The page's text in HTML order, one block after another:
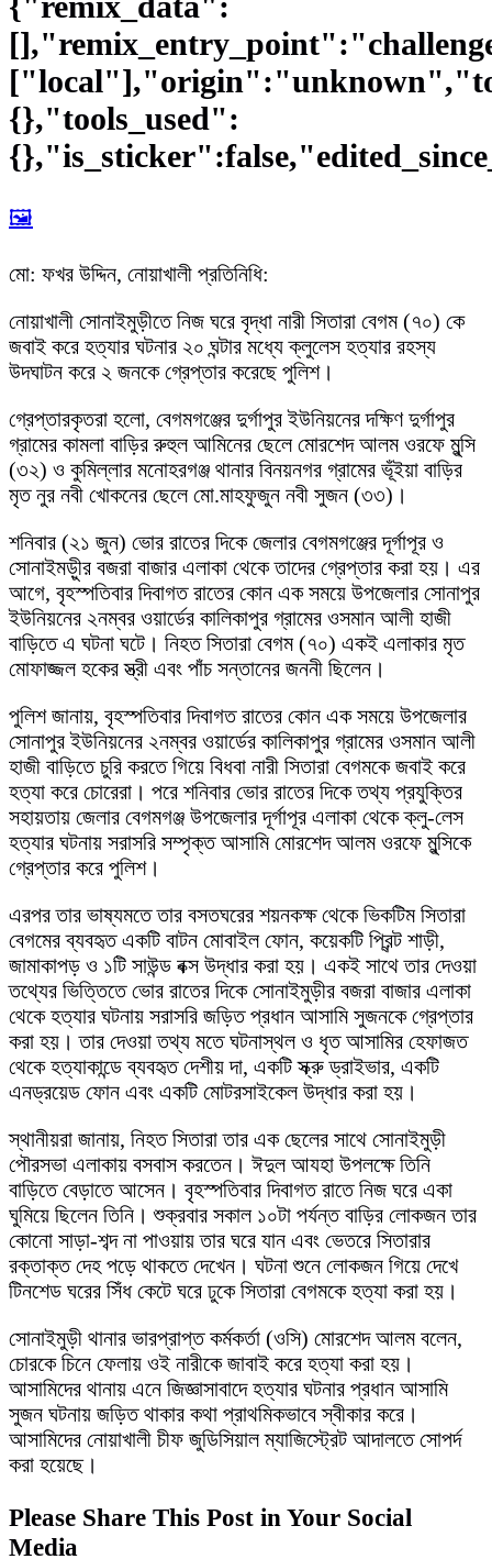
{},"tools_used":
🖼️
মো: ফখর উদ্দিন, নোয়াখালী প্রতিনিধি:
নোয়াখালী সোনাইমুড়ীতে নিজ ঘরে বৃদ্ধা নারী সিতারা বেগম (৭০) কে
জবাই করে হত্যার ঘটনার ২০ ঘন্টার মধ্যে ক্লুলেস হত্যার রহস্য
উদঘাটন করে ২ জনকে গ্রেপ্তার করেছে পুলিশ।
গ্রেপ্তারকৃতরা হলো, বেগমগঞ্জের দুর্গাপুর ইউনিয়নের দক্ষিণ দুর্গাপুর
গ্রামের কামলা বাড়ির রুহুল আমিনের ছেলে মোরশেদ আলম ওরফে মুন্সি
(৩২) ও কুমিল্লার মনোহরগঞ্জ থানার বিনয়নগর গ্রামের ভূঁইয়া বাড়ির
মৃত নুর নবী খোকনের ছেলে মো.মাহফুজুন নবী সুজন (৩৩)।
শনিবার (২১ জুন) ভোর রাতের দিকে জেলার বেগমগঞ্জের দূর্গাপূর ও
সোনাইমড়ুীর বজরা বাজার এলাকা থেকে তাদের গ্রেপ্তার করা হয়। এর
আগে, বৃহস্পতিবার দিবাগত রাতের কোন এক সময়ে উপজেলার সোনাপুর
ইউনিয়নের ২নম্বর ওয়ার্ডের কালিকাপুর গ্রামের ওসমান আলী হাজী
বাড়িতে এ ঘটনা ঘটে। নিহত সিতারা বেগম (৭০) একই এলাকার মৃত
মোফাজ্জল হকের স্ত্রী এবং পাঁচ সন্তানের জননী ছিলেন।
পুলিশ জানায়, বৃহস্পতিবার দিবাগত রাতের কোন এক সময়ে উপজেলার
সোনাপুর ইউনিয়নের ২নম্বর ওয়ার্ডের কালিকাপুর গ্রামের ওসমান আলী
হাজী বাড়িতে চুরি করতে গিয়ে বিধবা নারী সিতারা বেগমকে জবাই করে
হত্যা করে চোরেরা। পরে শনিবার ভোর রাতের দিকে তথ্য প্রযুক্তির
সহায়তায় জেলার বেগমগঞ্জ উপজেলার দূর্গাপূর এলাকা থেকে ক্লু-লেস
হত্যার ঘটনায় সরাসরি সম্পৃক্ত আসামি মোরশেদ আলম ওরফে মুন্সিকে
গ্রেপ্তার করে পুলিশ।
এরপর তার ভাষ্যমতে তার বসতঘরের শয়নকক্ষ থেকে ভিকটিম সিতারা
বেগমের ব্যবহৃত একটি বাটন মোবাইল ফোন, কয়েকটি প্রিন্ট শাড়ী,
জামাকাপড় ও ১টি সাউন্ড বক্স উদ্ধার করা হয়। একই সাথে তার দেওয়া
তথ্যের ভিত্তিতে ভোর রাতের দিকে সোনাইমুড়ীর বজরা বাজার এলাকা
থেকে হত্যার ঘটনায় সরাসরি জড়িত প্রধান আসামি সুজনকে গ্রেপ্তার
করা হয়। তার দেওয়া তথ্য মতে ঘটনাস্থল ও ধৃত আসামির হেফাজত
থেকে হত্যাকান্ডে ব্যবহৃত দেশীয় দা, একটি স্ক্রু ড্রাইভার, একটি
এনড্রয়েড ফোন এবং একটি মোটরসাইকেল উদ্ধার করা হয়।
স্থানীয়রা জানায়, নিহত সিতারা তার এক ছেলের সাথে সোনাইমুড়ী
পৌরসভা এলাকায় বসবাস করতেন। ঈদুল আযহা উপলক্ষে তিনি
বাড়িতে বেড়াতে আসেন। বৃহস্পতিবার দিবাগত রাতে নিজ ঘরে একা
ঘুমিয়ে ছিলেন তিনি। শুক্রবার সকাল ১০টা পর্যন্ত বাড়ির লোকজন তার
কোনো সাড়া-শব্দ না পাওয়ায় তার ঘরে যান এবং ভেতরে সিতারার
রক্তাক্ত দেহ পড়ে থাকতে দেখেন। ঘটনা শুনে লোকজন গিয়ে দেখে
টিনশেড ঘরের সিঁধ কেটে ঘরে ঢুকে সিতারা বেগমকে হত্যা করা হয়।
সোনাইমুড়ী থানার ভারপ্রাপ্ত কর্মকর্তা (ওসি) মোরশেদ আলম বলেন,
চোরকে চিনে ফেলায় ওই নারীকে জাবাই করে হত্যা করা হয়।
আসামিদের থানায় এনে জিজ্ঞাসাবাদে হত্যার ঘটনার প্রধান আসামি
সুজন ঘটনায় জড়িত থাকার কথা প্রাথমিকভাবে স্বীকার করে।
আসামিদের নোয়াখালী চীফ জুডিসিয়াল ম্যাজিস্ট্রেট আদালতে সোপর্দ
করা হয়েছে।
Please Share This Post in Your Social
Media